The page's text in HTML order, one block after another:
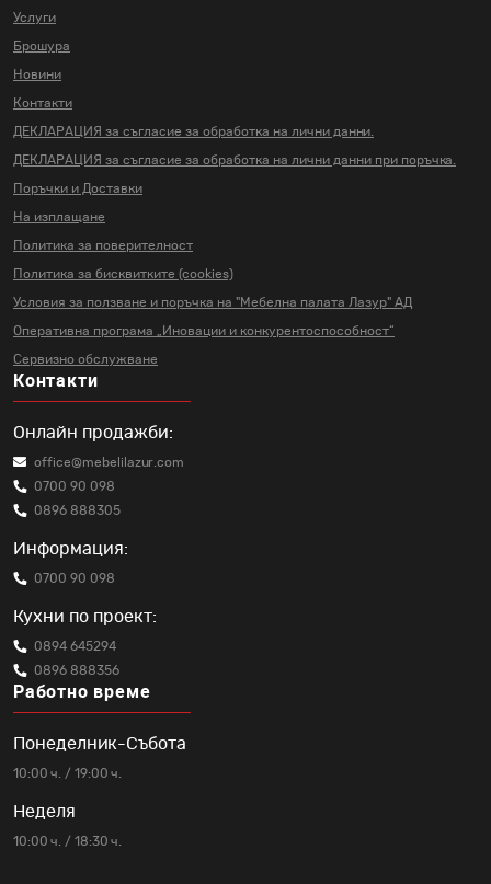
Услуги
Брошура
Новини
Контакти
ДЕКЛАРАЦИЯ за съгласие за обработка на лични данни.
ДЕКЛАРАЦИЯ за съгласие за обработка на лични данни при поръчка.
Поръчки и Доставки
На изплащане
Политика за поверителност
Политика за бисквитките (cookies)
Условия за ползване и поръчка на "Мебелна палата Лазур" АД
Оперативна програма „Иновации и конкурентоспособност“
Сервизно обслужване
Контакти
Онлайн продажби:
office@mebelilazur.com
0700 90 098
0896 888305
Информация:
0700 90 098
Кухни по проект:
0894 645294
0896 888356
Работно време
Понеделник-Събота
10:00 ч. / 19:00 ч.
Неделя
10:00 ч. / 18:30 ч.